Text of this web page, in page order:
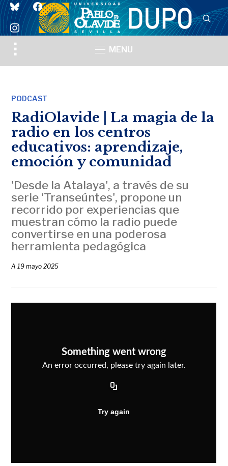
blueskyfacebook
instagram
Toggle
sidebar
MENU
PODCAST
RadiOlavide | La magia de la
radio en los centros
educativos: aprendizaje,
emoción y comunidad
'Desde la Atalaya', a través de su
serie 'Transeúntes', propone un
recorrido por experiencias que
muestran cómo la radio puede
convertirse en una poderosa
herramienta pedagógica
A19 mayo 2025